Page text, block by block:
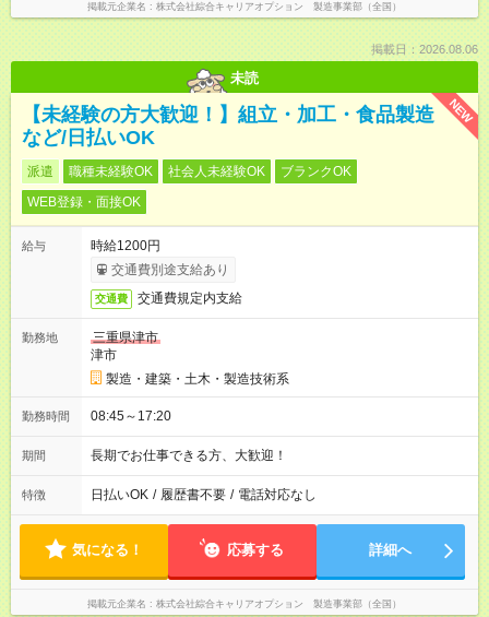
掲載元企業名 株式会社綜合キャリアオプション 製造事業部（全国）
掲載日：2026.08.06
未読
NEW
【未経験の方大歓迎！】組立・加工・食品製造
など/日払いOK
派遣 職種未経験OK 社会人未経験OK
ブランクOK
WEB登録・面接OK
給与
時給1200円
交通費別途支給あり
交通費 交通費規定内支給
勤務地
三重県津市
津市
製造・建築・土木・製造技術系
勤務時間 08:45～17:20
期間 長期でお仕事できる方、大歓迎！
特徴 日払いOK / 履歴書不要 / 電話対応なし
気になる！ 応募する 詳細へ
掲載元企業名 株式会社綜合キャリアオプション 製造事業部（全国）